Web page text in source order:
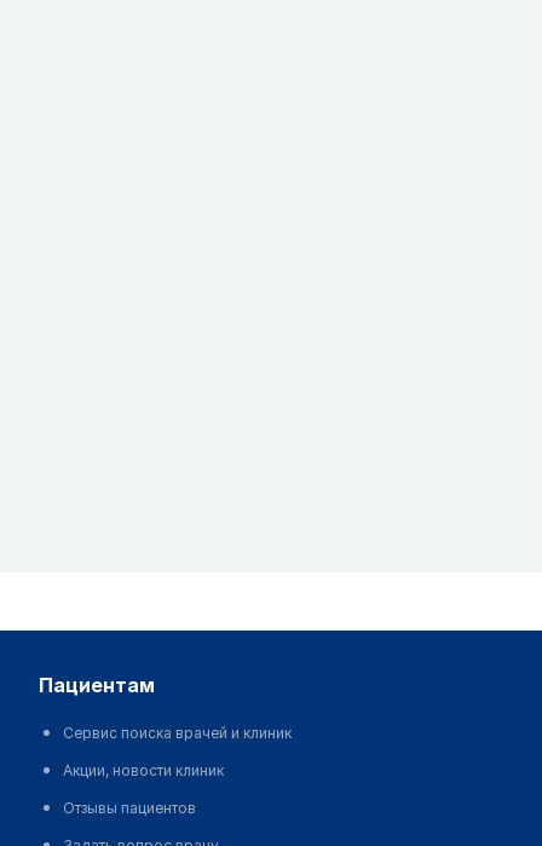
пациентам
Сервис поиска врачей и клиник
Акции, новости клиник
Отзывы пациентов